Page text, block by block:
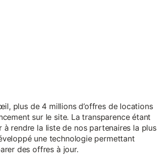
plus de 4 millions d’offres de locations
sur le site. La transparence étant
rendre la liste de nos partenaires la plus
une technologie permettant
des offres à jour.